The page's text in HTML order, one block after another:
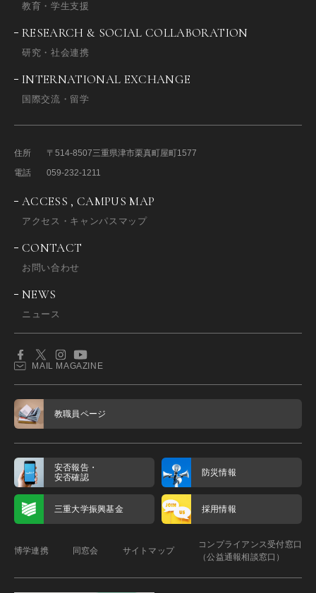
教育・学生支援
RESEARCH & SOCIAL COLLABORATION
研究・社会連携
INTERNATIONAL EXCHANGE
国際交流・留学
住所 〒514-8507三重県津市栗真町屋町1577
電話
059-232-1211
ACCESS , CAMPUS MAP
アクセス・キャンパスマップ
CONTACT
お問い合わせ
NEWS
ニュース
MAIL MAGAZINE
教職員ページ
安否報告・
安否確認
防災情報
三重大学振興基金 採用情報
博学連携 同窓会 サイトマップ
コンプライアンス受付窓口
（公益通報相談窓口）